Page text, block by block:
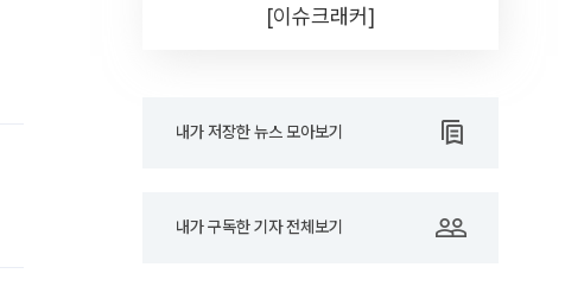
[이슈크래커]
내가 저장한 뉴스 모아보기
내가 구독한 기자 전체보기